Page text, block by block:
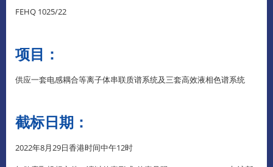
FEHQ 1025/22
项目：
供应一套电感耦合等离子体串联质谱系统及三套高效液相色谱系统
截标日期：
2022年8月29日香港时间中午12时